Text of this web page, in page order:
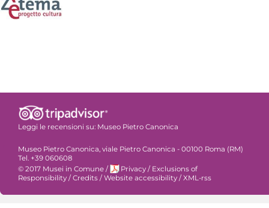
Leggi le recensioni su: Museo Pietro Canonica
Museo Pietro Canonica, viale Pietro Canonica - 00100 Roma (RM)
Tel. +39 060608
© 2017 Musei in Comune / Privacy / Exclusions of
Responsibility /Credits /Website accessibility /XML-rss